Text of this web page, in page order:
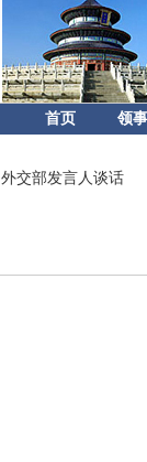
首页 领
外交部发言人谈话